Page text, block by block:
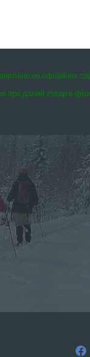
на офіційних
про даний товар в